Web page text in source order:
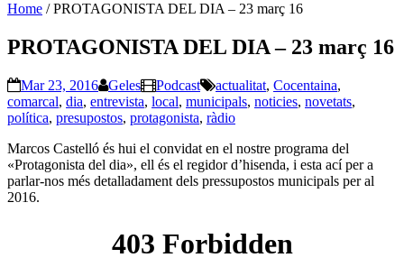
Home /PROTAGONISTA DEL DIA – 23 març 16
PROTAGONISTA DEL DIA – 23 març 16
Mar 23, 2016 Geles Podcast actualitat, Cocentaina,
comarcal, dia, entrevista, local, municipals, noticies, novetats,
política, presupostos, protagonista, ràdio
Marcos Castelló és hui el convidat en el nostre programa del
«Protagonista del dia», ell és el regidor d’hisenda, i esta ací per a
parlar-nos més detalladament dels pressupostos municipals per al
2016.